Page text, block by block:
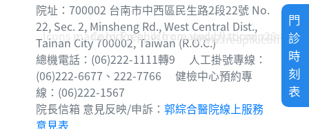
院址：700002 台南市中西區民生路2段22號 No.
22, Sec. 2, Minsheng Rd., West Central Dist.,
Tainan City 700002, Taiwan (R.O.C.)
總機電話：(06)222-1111轉9 人工掛號專線：
(06)222-6677、222-7766 健檢中心預約專
線：(06)222-1567
院長信箱 意見反映/申訴：郭綜合醫院線上服務
意見表
Icons made byFreepikfromwww.flaticon.com
Corridor photo created by topntp26 -
www.freepik.com
門
診
時
刻
表